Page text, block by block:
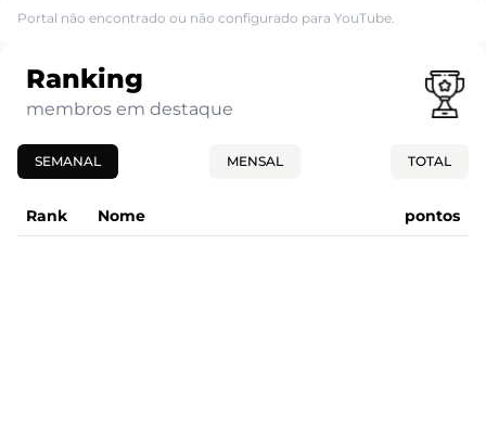
Portal não encontrado ou não configurado para YouTube.
Ranking
membros em destaque
SEMANAL MENSAL TOTAL
Rank Nome pontos